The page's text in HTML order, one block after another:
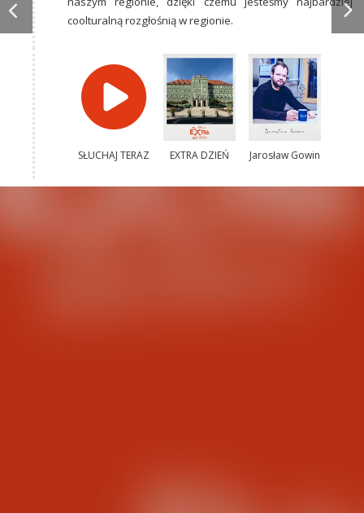
coolturalną rozgłośnią w regionie.
SŁUCHAJ TERAZ EXTRA DZIEŃ Jarosław Gowin